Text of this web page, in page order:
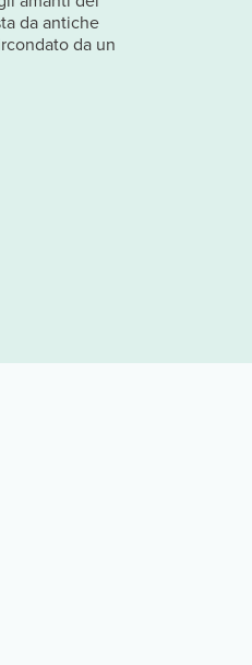
da antiche
da un